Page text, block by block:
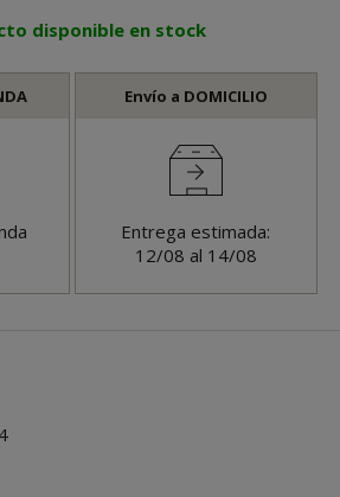
disponible en stock
Envío a DOMICILIO
Entrega estimada:
12/08 al 14/08